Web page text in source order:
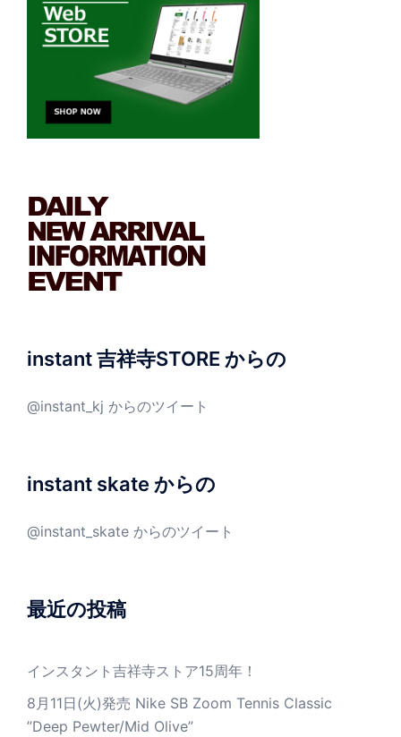
instant 吉祥寺STORE からの
@instant_kj からのツイート
instant skate からの
@instant_skate からのツイート
最近の投稿
インスタント吉祥寺ストア15周年！
8月11日(火)発売 Nike SB Zoom Tennis Classic
”Deep Pewter/Mid Olive”